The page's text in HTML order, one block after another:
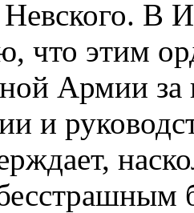
Невского. В
что этим
Армии
и